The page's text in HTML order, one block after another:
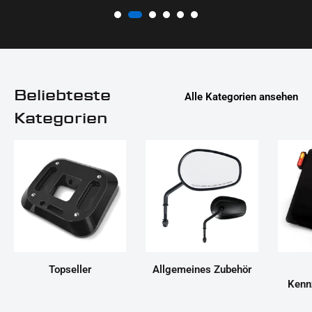
Beliebteste
Kategorien
Alle Kategorien ansehen
Topseller
Allgemeines Zubehör